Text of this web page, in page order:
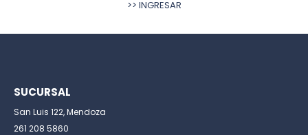
>> INGRESAR
SUCURSAL
San Luis 122, Mendoza
261 208 5860